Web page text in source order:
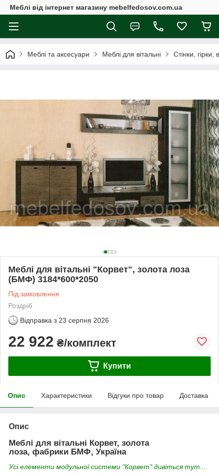
Меблі від інтернет магазину mebelfedosov.com.ua
Меблі та аксесуари Меблі для вітальні Стінки, гірки,
Меблі для вітальні "Корвет", золота лоза
(БМФ) 3184*600*2050
Під замовлення
Роздріб
Відправка з 23 серпня 2026
22 922 ₴/комплект
Купити
Опис Характеристики Відгуки про товар Доставка
Опис
Меблі для вітальні Корвет, золота
лоза, фабрики БМФ, Україна
Усі елементи модульної системи "Корвет" дивіться тут...